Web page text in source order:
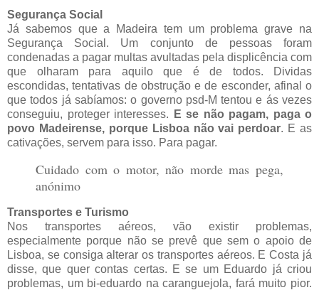
Segurança Social
Já sabemos que a Madeira tem um problema grave na
Segurança Social. Um conjunto de pessoas foram
condenadas a pagar multas avultadas pela displicência com
que olharam para aquilo que é de todos. Dividas
escondidas, tentativas de obstrução e de esconder, afinal o
que todos já sabíamos: o governo psd-M tentou e ás vezes
conseguiu, proteger interesses.
E se não pagam, paga o
povo Madeirense, porque Lisboa não vai perdoar. E as
cativações, servem para isso. Para pagar.
Cuidado com o motor, não morde mas pega,
anónimo
Transportes e Turismo
Nos transportes aéreos, vão existir problemas,
especialmente porque não se prevê que sem o apoio de
Lisboa, se consiga alterar os transportes aéreos. E Costa já
disse, que quer contas certas. E se um Eduardo já criou
problemas, um bi-eduardo na caranguejola, fará muito pior.